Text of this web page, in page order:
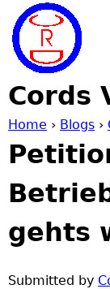
Cords
Y
o
u
a
Home › Blogs ›
gehts
Submitted by